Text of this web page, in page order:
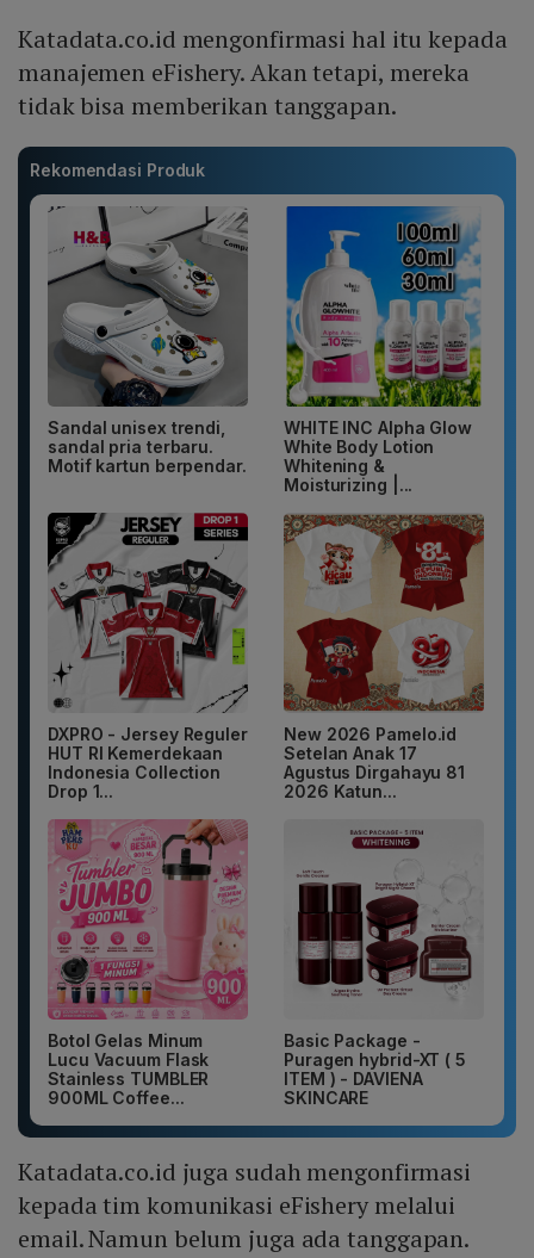
Katadata.co.id mengonfirmasi hal itu kepada
manajemen eFishery. Akan tetapi, mereka
tidak bisa memberikan tanggapan.
Rekomendasi Produk
Sandal unisex trendi,
sandal pria terbaru.
Motif kartun berpendar.
WHITE INC Alpha Glow
White Body Lotion
Whitening &
Moisturizing |...
DXPRO - Jersey Reguler
HUT RI Kemerdekaan
Indonesia Collection
Drop 1...
New 2026 Pamelo.id
Setelan Anak 17
Agustus Dirgahayu 81
2026 Katun...
Botol Gelas Minum
Lucu Vacuum Flask
Stainless TUMBLER
900ML Coffee...
Basic Package -
Puragen hybrid-XT ( 5
ITEM ) - DAVIENA
SKINCARE
Katadata.co.id juga sudah mengonfirmasi
kepada tim komunikasi eFishery melalui
email. Namun belum juga ada tanggapan.